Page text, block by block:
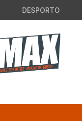
DESPORTO